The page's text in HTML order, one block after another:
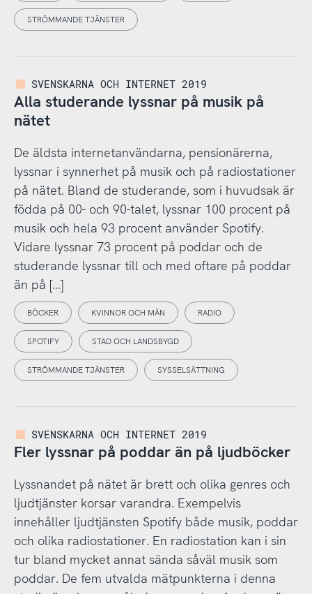
STRÖMMANDE TJÄNSTER
SVENSKARNA OCH INTERNET 2019
Alla studerande lyssnar på musik på
nätet
De äldsta internetanvändarna, pensionärerna,
lyssnar i synnerhet på musik och på radiostationer
på nätet. Bland de studerande, som i huvudsak är
födda på 00- och 90-talet, lyssnar 100 procent på
musik och hela 93 procent använder Spotify.
Vidare lyssnar 73 procent på poddar och de
studerande lyssnar till och med oftare på poddar
än på […]
BÖCKER KVINNOR OCH MÄN RADIO
SPOTIFY STAD OCH LANDSBYGD
STRÖMMANDE TJÄNSTER SYSSELSÄTTNING
SVENSKARNA OCH INTERNET 2019
Fler lyssnar på poddar än på ljudböcker
Lyssnandet på nätet är brett och olika genres och
ljudtjänster korsar varandra. Exempelvis
innehåller ljudtjänsten Spotify både musik, poddar
och olika radiostationer. En radiostation kan i sin
tur bland mycket annat sända såväl musik som
poddar. De fem utvalda mätpunkterna i denna